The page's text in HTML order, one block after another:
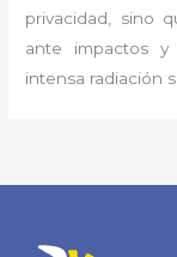
privacidad, sino
ante impactos y
intensa radiación